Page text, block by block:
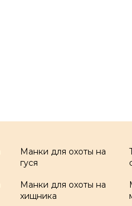
Манки для охоты на
гуся
Манки для охоты на
хищника